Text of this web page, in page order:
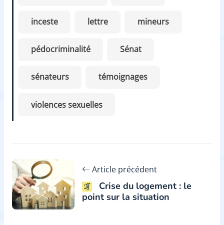
inceste lettre mineurs
pédocriminalité Sénat
sénateurs témoignages
violences sexuelles
Article précédent
Crise du logement : le
point sur la situation